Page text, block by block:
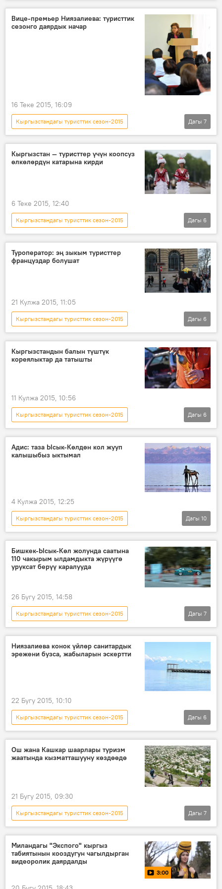
Ысык-Көл
Темир Сариев туризм
Вице-премьер Ниязалиева: туристтик
сезонго даярдык начар
16 Теке 2015, 16:09
Кыргызстандагы туристтик сезон-2015
Кыргызстан
Коом
Жаңылыктар
туристтик сезон
расмий иш сапар
Дагы 7
Кыргызстан — туристтер үчүн коопсуз
өлкөлөрдүн катарына кирди
6 Теке 2015, 12:40
Кыргызстандагы туристтик сезон-2015
Кыргызстан
Коом
Жаңылыктар
Ысык-Көл
туризм рейтинг
Дагы 6
Туроператор: эң зыкым туристтер
француздар болушат
21 Кулжа 2015, 11:05
Кыргызстандагы туристтик сезон-2015
Кыргызстан
Коом
Жаңылыктар
француздар
Дагы 6
Кыргызстандын балын түштүк
кореялыктар да татышты
11 Кулжа 2015, 10:56
Кыргызстандагы туристтик сезон-2015
Жаңылыктар
Экономика
Түштүк Корея
экспорт
импорт
Дагы 6
Адис: таза Ысык-Көлдөн кол жууп
калышыбыз ыктымал
4 Кулжа 2015, 12:25
Кыргызстандагы туристтик сезон-2015
Кыргызстан
Коом
Жаңылыктар
Ысык-Көл
"ЭКОаудит"
туризм
экология
Дагы 10
Бишкек-Ысык-Көл жолунда саатына
110 чакырым ылдамдыкта жүрүүгө
уруксат берүү каралууда
26 Бугу 2015, 14:58
Кыргызстандагы туристтик сезон-2015
Кыргызстан
Коом
Жаңылыктар
Тилек Оторов
Жол кайгуул кызматы
туристтик сезон
автотрасса
Дагы 7
Ниязалиева конок үйлөр санитардык
эрежени бузса, жабыларын эскертти
22 Бугу 2015, 10:10
Кыргызстандагы туристтик сезон-2015
Кыргызстан
Жаңылыктар
Экономика
Ысык-Көл
Дамира Ниязалиева
туризм
Дагы 6
Ош жана Кашкар шаарлары туризм
жаатында кызматташууну көздөөдө
21 Бугу 2015, 09:30
Кыргызстандагы туристтик сезон-2015
Кыргызстан
Коом
Жаңылыктар
Экономика
Ош
Кашкар шаары
Айтмамат Кадырбаев
Дагы 7
Миландагы "Экспого" кыргыз
табиятынын кооздугун чагылдырган
видеоролик даярдалды
3:00